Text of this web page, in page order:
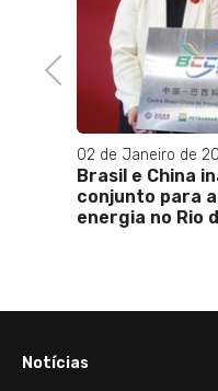
Previous
02 de Janeiro de
Brasil e China
conjunto para
energia no Rio
Notícias